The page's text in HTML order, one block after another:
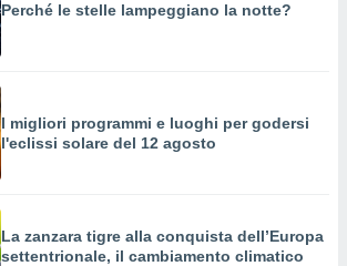
Perché le stelle lampeggiano la notte?
I migliori programmi e luoghi per godersi
l'eclissi solare del 12 agosto
La zanzara tigre alla conquista dell’Europa
settentrionale, il cambiamento climatico